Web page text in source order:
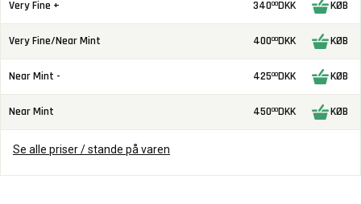
Very Fine + 34000DKK KØB
Very Fine/Near Mint 40000DKK KØB
Near Mint - 42500DKK KØB
Near Mint 45000DKK KØB
Se alle priser / stande på varen